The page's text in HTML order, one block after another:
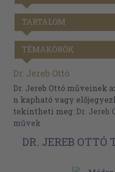
TARTALOM
TÉMAKÖRÖK
Dr. Jereb Ottó
Dr. Jereb Ottó műveinek
n kapható vagy
tekintheti meg:Dr. Jereb
művek
DR. JEREB OTTÓ